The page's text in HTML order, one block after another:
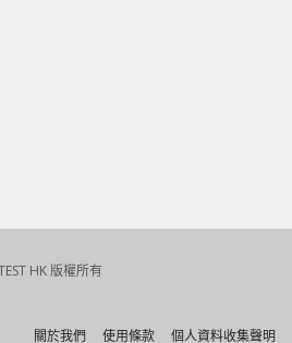
HK 版權所有
關於我們 使用條款 個人資料收集聲明